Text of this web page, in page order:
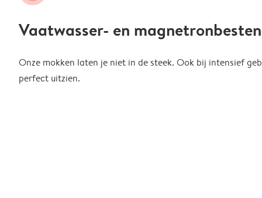
Vaatwasser- en
Onze mokken laten je niet in de steek. Ook bij intensief
perfect uitzien.